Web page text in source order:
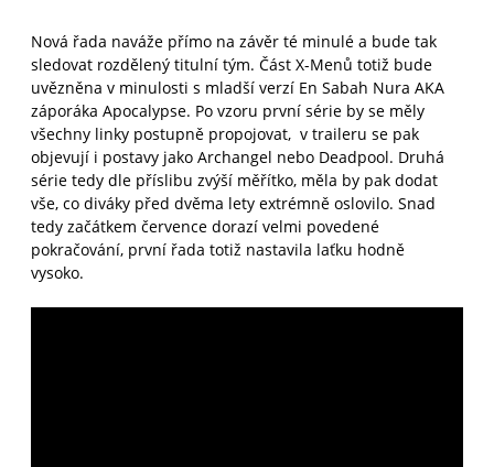
Nová řada naváže přímo na závěr té minulé a bude tak
sledovat rozdělený titulní tým. Část X-Menů totiž bude
uvězněna v minulosti s mladší verzí En Sabah Nura AKA
záporáka Apocalypse. Po vzoru první série by se měly
všechny linky postupně propojovat, v traileru se pak
objevují i postavy jako Archangel nebo Deadpool. Druhá
série tedy dle příslibu zvýší měřítko, měla by pak dodat
vše, co diváky před dvěma lety extrémně oslovilo. Snad
tedy začátkem července dorazí velmi povedené
pokračování, první řada totiž nastavila laťku hodně
vysoko.